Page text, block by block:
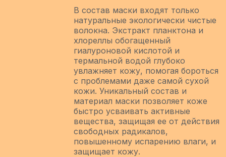
В состав маски входят только
натуральные экологически чистые
волокна. Экстракт планктона и
хлореллы обогащенный
гиалуроновой кислотой и
термальной водой глубоко
увлажняет кожу, помогая бороться
с проблемами даже самой сухой
кожи. Уникальный состав и
материал маски позволяет коже
быстро усваивать активные
вещества, защищая ее от действия
свободных радикалов,
повышенному испарению влаги, и
защищает кожу.